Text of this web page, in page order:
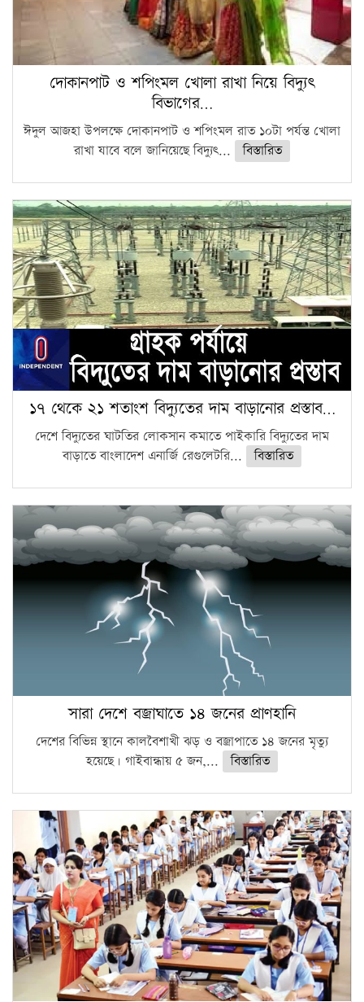
দোকানপাট ও শপিংমল খোলা রাখা নিয়ে বিদ্যুৎ
বিভাগের…
ঈদুল আজহা উপলক্ষে দোকানপাট ও শপিংমল রাত ১০টা পর্যন্ত খোলা
রাখা যাবে বলে জানিয়েছে বিদ্যুৎ...
বিস্তারিত
১৭ থেকে ২১ শতাংশ বিদ্যুতের দাম বাড়ানোর প্রস্তাব…
দেশে বিদ্যুতের ঘাটতির লোকসান কমাতে পাইকারি বিদ্যুতের দাম
বাড়াতে বাংলাদেশ এনার্জি রেগুলেটরি...
বিস্তারিত
সারা দেশে বজ্রাঘাতে ১৪ জনের প্রাণহানি
দেশের বিভিন্ন স্থানে কালবৈশাখী ঝড় ও বজ্রাপাতে ১৪ জনের মৃত্যু
হয়েছে। গাইবান্ধায় ৫ জন,...
বিস্তারিত